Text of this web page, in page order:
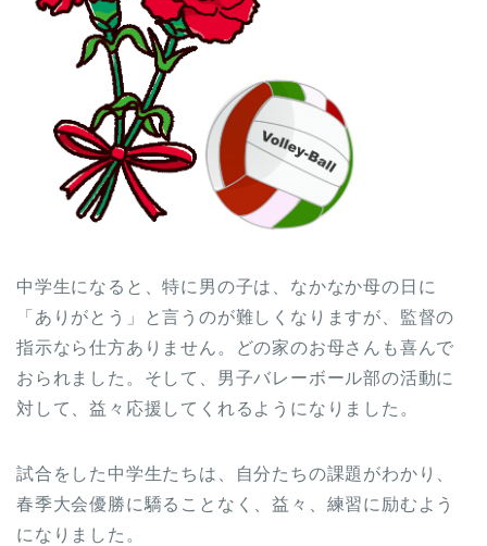
中学生になると、特に男の子は、なかなか母の日に
「ありがとう」と言うのが難しくなりますが、監督の
指示なら仕方ありません。どの家のお母さんも喜んで
おられました。そして、男子バレーボール部の活動に
対して、益々応援してくれるようになりました。
試合をした中学生たちは、自分たちの課題がわかり、
春季大会優勝に驕ることなく、益々、練習に励むよう
になりました。